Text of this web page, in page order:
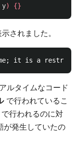
y) {}
されました。
ルタイムなコード
で行われているこ
行われるのに対
が発生していたの